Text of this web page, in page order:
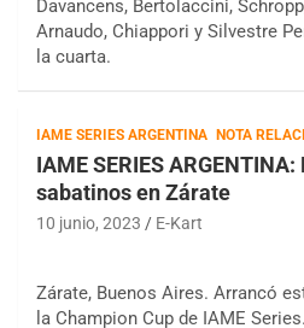
Davancens, Bertolaccini,
Arnaudo, Chiappori y Silvestre
la cuarta.
IAME SERIES ARGENTINA NOTA
IAME SERIES
sabatinos en Zárate
10 junio, 2023 E-Kart
Zárate, Buenos Aires. Arrancó
la Champion Cup de IAME